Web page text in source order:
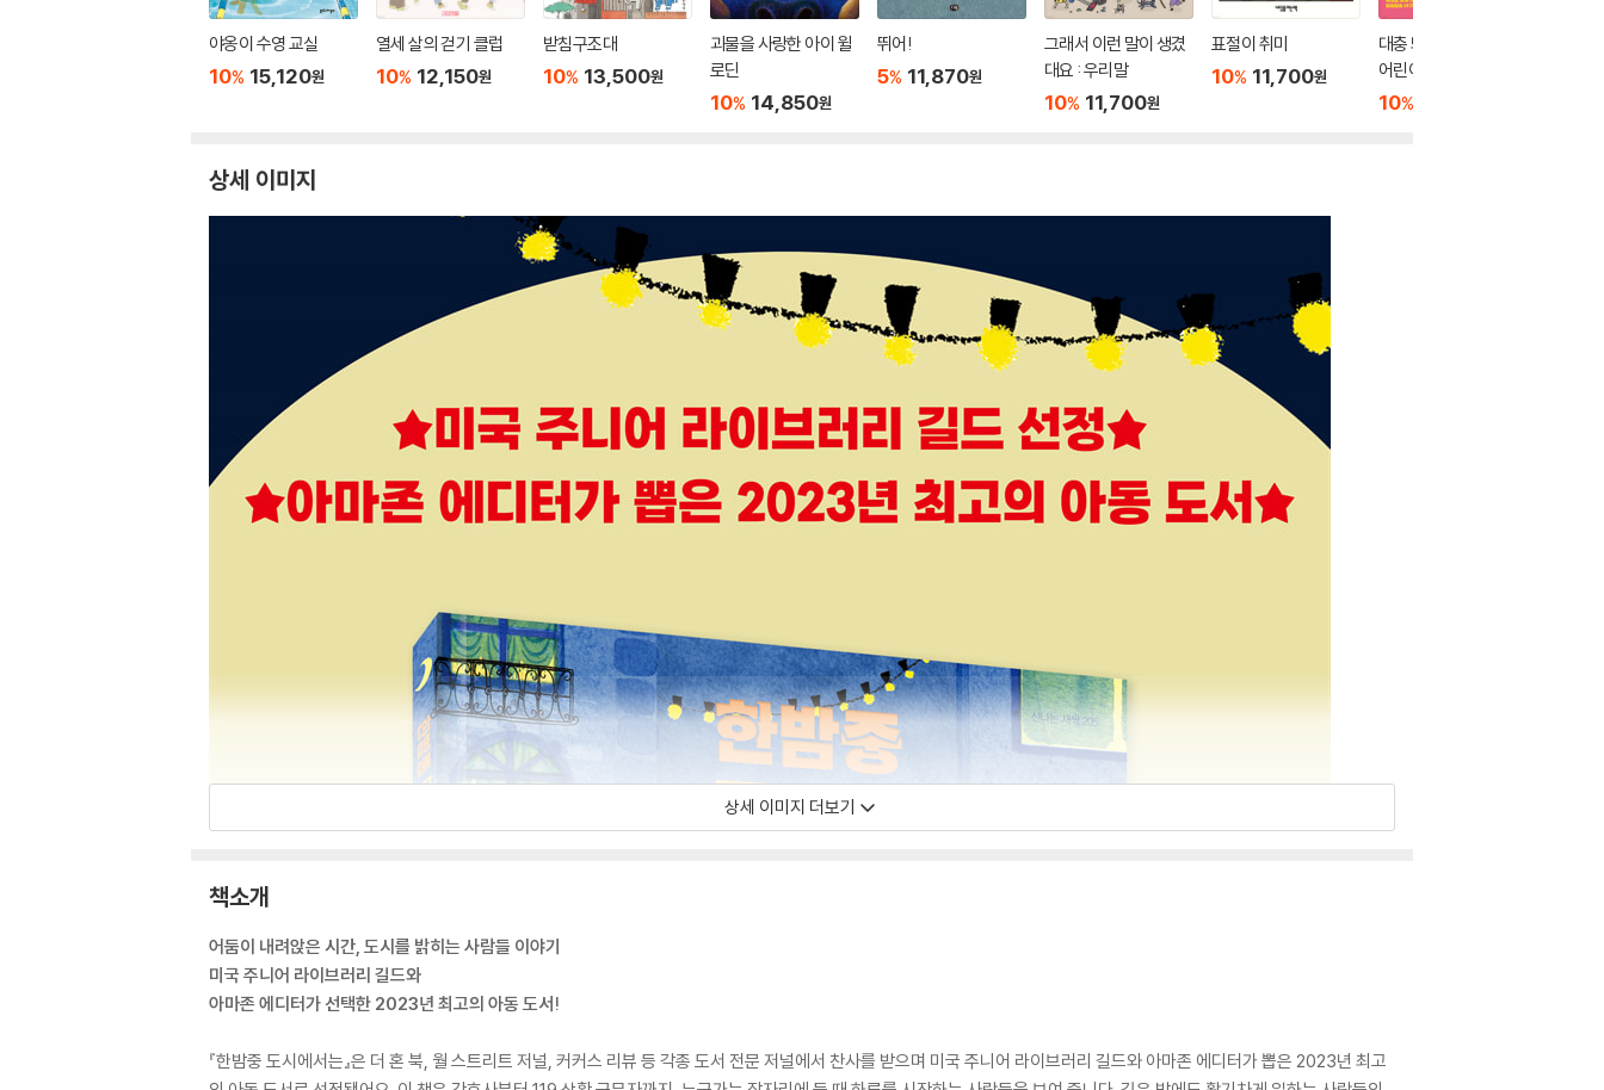
야옹이 수영 교실
10% 15,120원
열세 살의 걷기 클럽
10% 12,150원
받침구조대
10% 13,500원
괴물을 사랑한 아이 윌
로딘
10% 14,850원
뛰어!
5% 11,870원
그래서 이런 말이 생겼
대요 : 우리말
10% 11,700원
표절이 취미
10% 11,700원
대충 봐도 머리에 남는
어린이 야구 상식
10%
상세 이미지
상세 이미지 더보기
책소개
어둠이 내려앉은 시간, 도시를 밝히는 사람들 이야기
미국 주니어 라이브러리 길드와
아마존 에디터가 선택한 2023년 최고의 아동 도서!
『한밤중 도시에서는』은 더 혼 북, 월 스트리트 저널, 커커스 리뷰 등 각종 도서 전문 저널에서 찬사를 받으며 미국 주니어 라이브러리 길드와 아마존 에디터가 뽑은 2023년 최고